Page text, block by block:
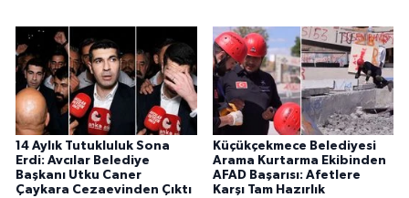
14 Aylık Tutukluluk Sona
Erdi: Avcılar Belediye
Başkanı Utku Caner
Çaykara Cezaevinden Çıktı
Küçükçekmece Belediyesi
Arama Kurtarma Ekibinden
AFAD Başarısı: Afetlere
Karşı Tam Hazırlık